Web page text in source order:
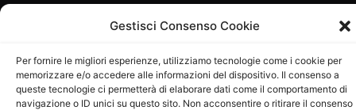
Gestisci Consenso Cookie
Per fornire le migliori esperienze, utilizziamo tecnologie come i cookie per
memorizzare e/o accedere alle informazioni del dispositivo. Il consenso a
queste tecnologie ci permetterà di elaborare dati come il comportamento di
navigazione o ID unici su questo sito. Non acconsentire o ritirare il consenso